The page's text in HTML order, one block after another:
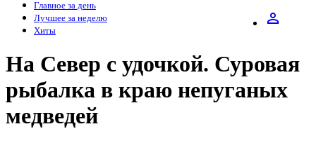
perm_identity
Главное за день
Лучшее за неделю
Хиты
На Север с удочкой. Суровая
рыбалка в краю непуганых
медведей